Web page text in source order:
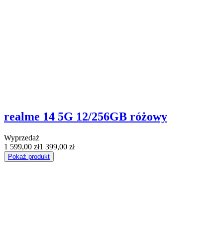
realme 14 5G 12/256GB różowy
Wyprzedaż
1 599,00 zł1 399,00 zł
Pokaż produkt